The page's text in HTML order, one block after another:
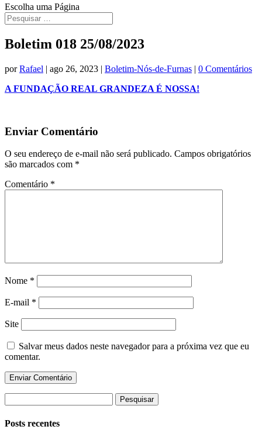
Escolha uma Página
Boletim 018 25/08/2023
porRafael | ago 26, 2023 | Boletim-Nós-de-Furnas | 0 Comentários
A FUNDAÇÃO REAL GRANDEZA É NOSSA!
Enviar Comentário
O seu endereço de e-mail não será publicado. Campos obrigatórios
são marcados com *
Comentário *
Nome *
E-mail *
Site
Salvar meus dados neste navegador para a próxima vez que eu
comentar.
por:
Posts recentes